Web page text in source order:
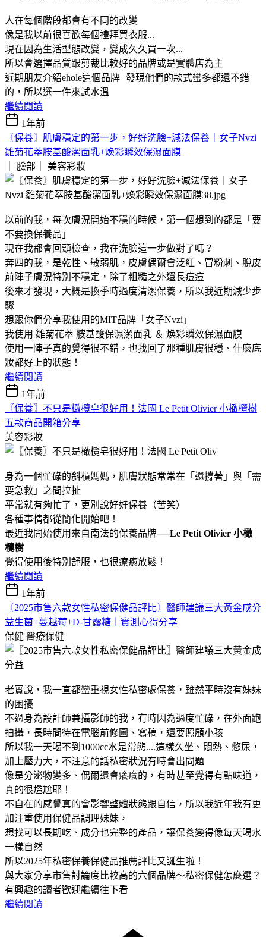
人在每個階段都會有不同的改變
像是我以前很喜歡每個禮拜買衣服...
現在因為生活型態改變，變成久久買一次...
所以會選擇品質跟剪裁比較好的品牌或是實體店為主
近期朋友介紹ehole這個品牌 發現他們的款式蠻多都還不錯
的，所以選一件來試水溫
繼續閱讀
1年前
〖保養〗肌膚穩定的第一步，好好洗臉+減法保養｜女子Nvzi
雛菊花萃胺基酸潔面乳+煥彩瞬效保濕面膜
｜ 臉部｜ 美容彩妝
以前的我，每次膚況開始不穩的時候，第一個想到的都是「要
不要換保養品」
現在我都會回頭檢查，我在洗臉這一步做對了嗎？
奔四的我，是乾性、敏弱肌，皮膚偶爾會泛紅、冒粉刺、脫皮
前陣子膚況特別不穩定，除了粗糙之外還長痘痘
後來才發現，大概是換季時過度清潔保養，所以我近期減少步
驟
想跟你們分享我使用的MIT品牌「女子Nvzi」
我使用 雛菊花萃 胺基酸保濕潔面乳 ＆ 煥彩瞬效保濕面膜
使用一陣子真的覺得很不錯，也找回了那種肌膚很穩、什麼底
妝都好上的狀態！
繼續閱讀
1年前
〖保養〗不只是橄欖皂很好用！法國 Le Petit Olivier 小橄欖樹
五款商品開箱分享
美容彩妝
身為一個忙碌的斜槓媽媽，肌膚狀態常常在「還撐著」與「需
要急救」之間拉扯
平常就有夠忙了，更別說好好保養（苦笑）
各種事情都從簡化開始吧！
最近我開始使用來自南法的保養品牌──Le Petit Olivier 小橄
欖樹
覺得使用後特別舒服，也很療癒放鬆！
繼續閱讀
1年前
〖2025市售六款女性私密保健品評比〗醫師建議三大黃金成分
益生菌+蔓越莓+D-甘露糖｜實測心得分享
保健 醫療保健
老實說，我一直都蠻重視女性私密處保養，雖然平時沒有妹妹
的困擾
不過身為設計師兼攝影師的我，有時因為過度忙碌，在外面跑
拍攝，長時間待在電腦前修圖、寫稿，還要照顧小孩
所以我一天喝不到1000cc水是常態....這樣久坐、悶熱、憋尿，
加上壓力大，不注意的話私密狀況有時會出問題
像是分泌物變多、偶爾還會癢癢的，有時甚至覺得有點味道，
真的很尷尬耶！
不自在的感覺真的會影響整體狀態跟自信，所以我近年我有更
加注重使用保健品調理妹妹，
想找可以長期吃、成分也完整的產品，讓保養變得像每天喝水
一樣自然
所以2025年私密保養保健品推薦評比又誕生啦！
與大家分享市售討論度比較高的六個品牌～私密保健怎麼選？
有興趣的讀者歡迎繼續往下看
繼續閱讀